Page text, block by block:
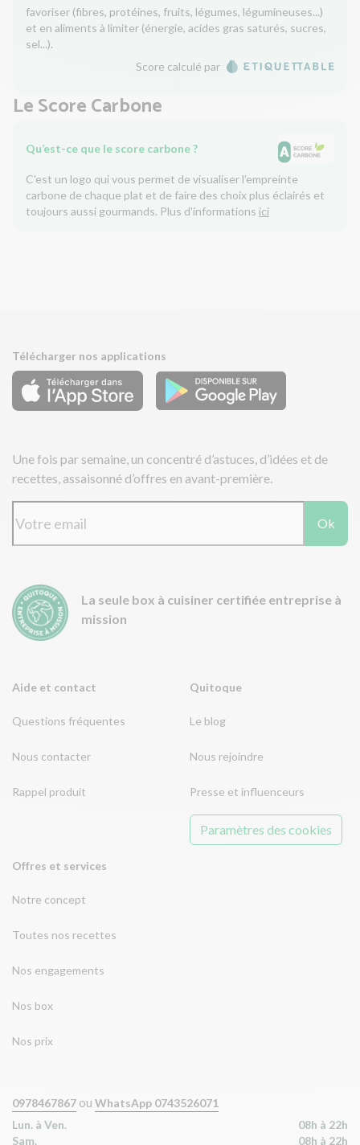
favoriser (fibres, protéines, fruits, légumes, légumineuses...)
et en aliments à limiter (énergie, acides gras saturés, sucres,
sel...).
Score calculé par
Le Score Carbone
Qu’est-ce que le score carbone ?
C'est un logo qui vous permet de visualiser l’empreinte
carbone de chaque plat et de faire des choix plus éclairés et
toujours aussi gourmands. Plus d'informations ici
Aide et contact
Questions fréquentes
Nous contacter
Rappel produit
Offres et services
Notre concept
Toutes nos recettes
Nos engagements
Nos box
Nos prix
Quitoque
Le blog
Nous rejoindre
Presse et influenceurs
Paramètres des cookies
Télécharger nos applications
Une fois par semaine, un concentré d’astuces, d’idées et de
recettes, assaisonné d’offres en avant-première.
Ok
La seule box à cuisiner certifiée entreprise à
mission
0978467867 ou WhatsApp 0743526071
Lun. à Ven.
08h à 22h
Sam.
08h à 22h